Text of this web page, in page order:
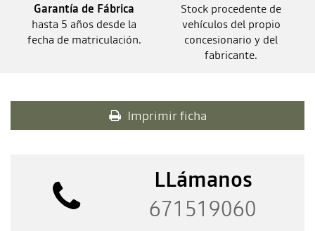
Garantía de Fábrica
hasta 5 años desde la
fecha de matriculación.
Stock procedente de
vehículos del propio
concesionario y del
fabricante.
Imprimir ficha
LLámanos
671519060